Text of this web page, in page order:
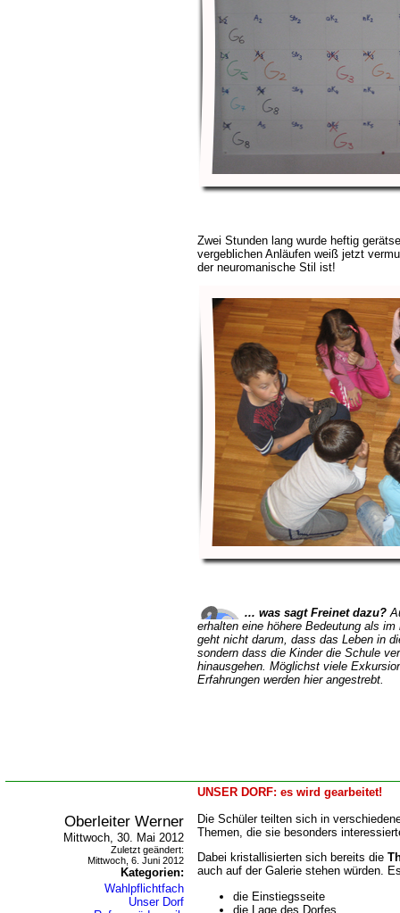
Zwei Stunden lang wurde heftig
vergeblichen Anläufen weiß jetzt
der neuromanische Stil ist!
... was sagt Freinet dazu?
erhalten eine höhere Bedeutung als
geht nicht darum, dass das Leben in
sondern dass die Kinder die Schule
hinausgehen. Möglichst viele
Erfahrungen werden hier angestrebt.
UNSER DORF: es wird gearbeitet!
Oberleiter Werner
Mittwoch, 30. Mai 2012
Zuletzt geändert:
Mittwoch, 6. Juni 2012
Kategorien:
Wahlpflichtfach
Unser Dorf
Die Schüler teilten sich in
Themen, die sie besonders
Dabei kristallisierten sich bereits die
auch auf der Galerie stehen würden.
die Einstiegsseite
die Lage des Dorfes